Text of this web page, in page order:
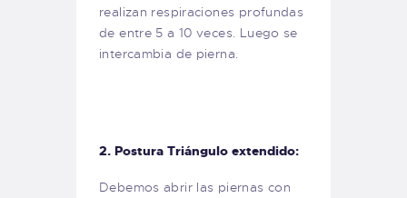
realizan respiraciones profundas
de entre 5 a 10 veces. Luego se
intercambia de pierna.
2. Postura Triángulo extendido:
Debemos abrir las piernas con